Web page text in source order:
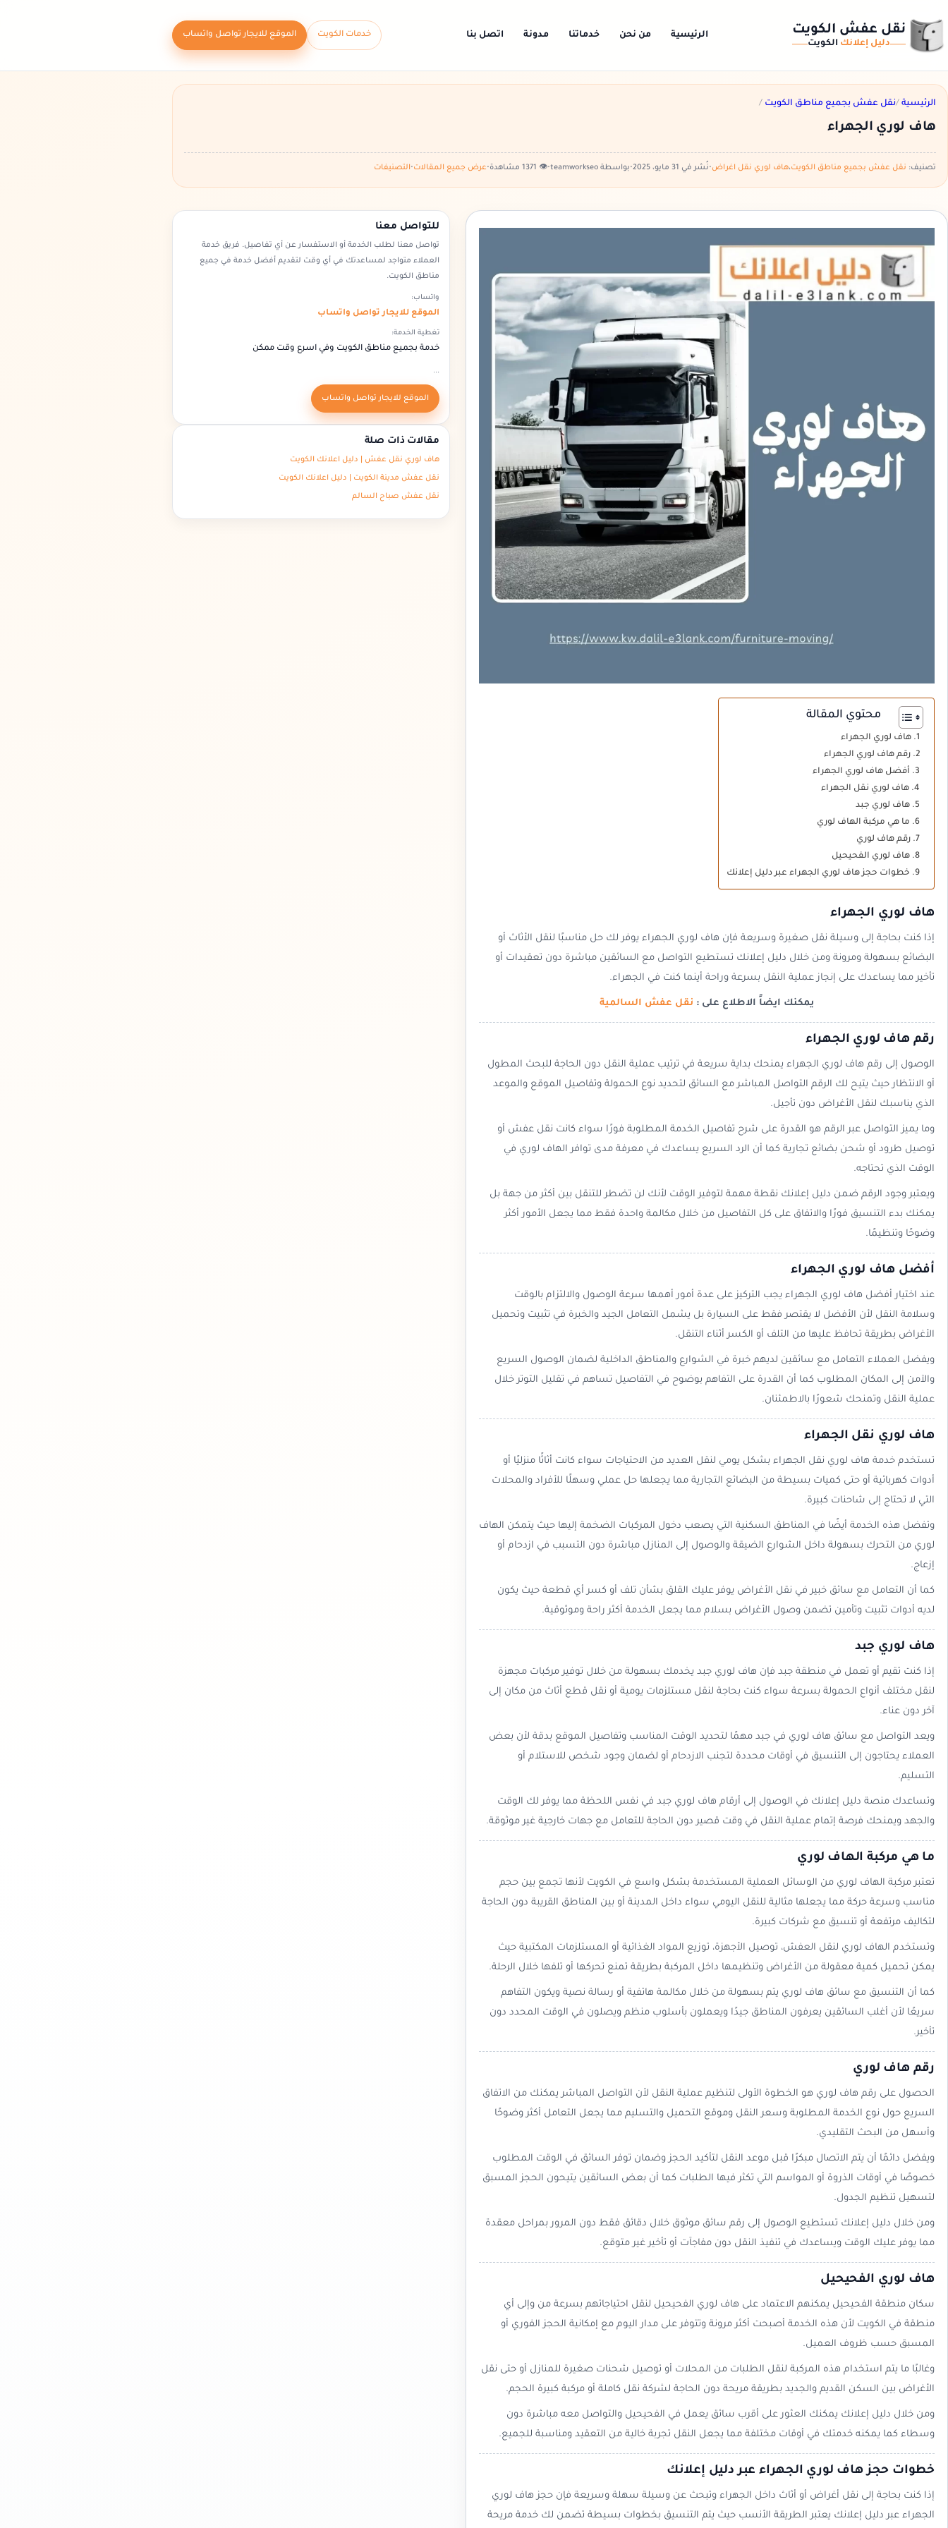
نقل عفش الكويت
دليل إعلانك الكويت
الرئيسية من نحن خدماتنا مدونة اتصل بنا خدمات الكويت الموقع للايجار تواصل واتساب
الرئيسية /نقل عفش بجميع مناطق الكويت /
هاف لوري الجهراء
تصنيف: نقل عفش بجميع مناطق الكويت،هاف لوري نقل اغراض•نُشر في 31 مايو، 2025 •بواسطة teamworkseo •👁️ 1371 مشاهدة •عرض جميع المقالات•التصنيفات
محتوي المقالة
هاف لوري الجهراء
رقم هاف لوري الجهراء
أفضل هاف لوري الجهراء
هاف لوري نقل الجهراء
هاف لوري جبد
ما هي مركبة الهاف لوري
رقم هاف لوري
هاف لوري الفحيحيل
خطوات حجز هاف لوري الجهراء عبر دليل إعلانك
هاف لوري الجهراء
إذا كنت بحاجة إلى وسيلة نقل صغيرة وسريعة فإن هاف لوري الجهراء يوفر لك حل مناسبًا لنقل الأثاث أو
البضائع بسهولة ومرونة ومن خلال دليل إعلانك تستطيع التواصل مع السائقين مباشرة دون تعقيدات أو
تأخير مما يساعدك على إنجاز عملية النقل بسرعة وراحة أينما كنت في الجهراء.
يمكنك ايضاً الاطلاع على : نقل عفش السالمية
رقم هاف لوري الجهراء
الوصول إلى رقم هاف لوري الجهراء يمنحك بداية سريعة في ترتيب عملية النقل دون الحاجة للبحث المطول
أو الانتظار حيث يتيح لك الرقم التواصل المباشر مع السائق لتحديد نوع الحمولة وتفاصيل الموقع والموعد
الذي يناسبك لنقل الأغراض دون تأجيل.
وما يميز التواصل عبر الرقم هو القدرة على شرح تفاصيل الخدمة المطلوبة فورًا سواء كانت نقل عفش أو
توصيل طرود أو شحن بضائع تجارية كما أن الرد السريع يساعدك في معرفة مدى توافر الهاف لوري في
الوقت الذي تحتاجه.
ويعتبر وجود الرقم ضمن دليل إعلانك نقطة مهمة لتوفير الوقت لأنك لن تضطر للتنقل بين أكثر من جهة بل
يمكنك بدء التنسيق فورًا والاتفاق على كل التفاصيل من خلال مكالمة واحدة فقط مما يجعل الأمور أكثر
وضوحًا وتنظيمًا.
أفضل هاف لوري الجهراء
عند اختيار أفضل هاف لوري الجهراء يجب التركيز على عدة أمور أهمها سرعة الوصول والالتزام بالوقت
وسلامة النقل لأن الأفضل لا يقتصر فقط على السيارة بل يشمل التعامل الجيد والخبرة في تثبيت وتحميل
الأغراض بطريقة تحافظ عليها من التلف أو الكسر أثناء التنقل.
ويفضل العملاء التعامل مع سائقين لديهم خبرة في الشوارع والمناطق الداخلية لضمان الوصول السريع
والآمن إلى المكان المطلوب كما أن القدرة على التفاهم بوضوح في التفاصيل تساهم في تقليل التوتر خلال
عملية النقل وتمنحك شعورًا بالاطمئنان.
هاف لوري نقل الجهراء
تستخدم خدمة هاف لوري نقل الجهراء بشكل يومي لنقل العديد من الاحتياجات سواء كانت أثاثًا منزليًا أو
أدوات كهربائية أو حتى كميات بسيطة من البضائع التجارية مما يجعلها حل عملي وسهلًا للأفراد والمحلات
التي لا تحتاج إلى شاحنات كبيرة.
وتفضل هذه الخدمة أيضًا في المناطق السكنية التي يصعب دخول المركبات الضخمة إليها حيث يتمكن الهاف
لوري من التحرك بسهولة داخل الشوارع الضيقة والوصول إلى المنازل مباشرة دون التسبب في ازدحام أو
إزعاج.
كما أن التعامل مع سائق خبير في نقل الأغراض يوفر عليك القلق بشأن تلف أو كسر أي قطعة حيث يكون
لديه أدوات تثبيت وتأمين تضمن وصول الأغراض بسلام مما يجعل الخدمة أكثر راحة وموثوقية.
هاف لوري جبد
إذا كنت تقيم أو تعمل في منطقة جبد فإن هاف لوري جبد يخدمك بسهولة من خلال توفير مركبات مجهزة
لنقل مختلف أنواع الحمولة بسرعة سواء كنت بحاجة لنقل مستلزمات يومية أو نقل قطع أثاث من مكان إلى
آخر دون عناء.
ويعد التواصل مع سائق هاف لوري في جبد مهمًا لتحديد الوقت المناسب وتفاصيل الموقع بدقة لأن بعض
العملاء يحتاجون إلى التنسيق في أوقات محددة لتجنب الازدحام أو لضمان وجود شخص للاستلام أو
التسليم.
وتساعدك منصة دليل إعلانك في الوصول إلى أرقام هاف لوري جبد في نفس اللحظة مما يوفر لك الوقت
والجهد ويمنحك فرصة إتمام عملية النقل في وقت قصير دون الحاجة للتعامل مع جهات خارجية غير موثوقة.
ما هي مركبة الهاف لوري
تعتبر مركبة الهاف لوري من الوسائل العملية المستخدمة بشكل واسع في الكويت لأنها تجمع بين حجم
مناسب وسرعة حركة مما يجعلها مثالية للنقل اليومي سواء داخل المدينة أو بين المناطق القريبة دون الحاجة
لتكاليف مرتفعة أو تنسيق مع شركات كبيرة.
وتستخدم الهاف لوري لنقل العفش، توصيل الأجهزة، توزيع المواد الغذائية أو المستلزمات المكتبية حيث
يمكن تحميل كمية معقولة من الأغراض وتنظيمها داخل المركبة بطريقة تمنع تحركها أو تلفها خلال الرحلة.
كما أن التنسيق مع سائق هاف لوري يتم بسهولة من خلال مكالمة هاتفية أو رسالة نصية ويكون التفاهم
سريعًا لأن أغلب السائقين يعرفون المناطق جيدًا ويعملون بأسلوب منظم ويصلون في الوقت المحدد دون
تأخير.
رقم هاف لوري
الحصول على رقم هاف لوري هو الخطوة الأولى لتنظيم عملية النقل لأن التواصل المباشر يمكنك من الاتفاق
السريع حول نوع الخدمة المطلوبة وسعر النقل وموقع التحميل والتسليم مما يجعل التعامل أكثر وضوحًا
وأسهل من البحث التقليدي.
ويفضل دائمًا أن يتم الاتصال مبكرًا قبل موعد النقل لتأكيد الحجز وضمان توفر السائق في الوقت المطلوب
خصوصًا في أوقات الذروة أو المواسم التي تكثر فيها الطلبات كما أن بعض السائقين يتيحون الحجز المسبق
لتسهيل تنظيم الجدول.
ومن خلال دليل إعلانك تستطيع الوصول إلى رقم سائق موثوق خلال دقائق فقط دون المرور بمراحل معقدة
مما يوفر عليك الوقت ويساعدك في تنفيذ النقل دون مفاجآت أو تأخير غير متوقع.
هاف لوري الفحيحيل
سكان منطقة الفحيحيل يمكنهم الاعتماد على هاف لوري الفحيحيل لنقل احتياجاتهم بسرعة من وإلى أي
منطقة في الكويت لأن هذه الخدمة أصبحت أكثر مرونة وتتوفر على مدار اليوم مع إمكانية الحجز الفوري أو
المسبق حسب ظروف العميل.
وغالبًا ما يتم استخدام هذه المركبة لنقل الطلبات من المحلات أو توصيل شحنات صغيرة للمنازل أو حتى نقل
الأغراض بين السكن القديم والجديد بطريقة مريحة دون الحاجة لشركة نقل كاملة أو مركبة كبيرة الحجم.
ومن خلال دليل إعلانك يمكنك العثور على أقرب سائق يعمل في الفحيحيل والتواصل معه مباشرة دون
وسطاء كما يمكنه خدمتك في أوقات مختلفة مما يجعل النقل تجربة خالية من التعقيد ومناسبة للجميع.
خطوات حجز هاف لوري الجهراء عبر دليل إعلانك
إذا كنت بحاجة إلى نقل أغراض أو أثاث داخل الجهراء وتبحث عن وسيلة سهلة وسريعة فإن حجز هاف لوري
الجهراء عبر دليل إعلانك يعتبر الطريقة الأنسب حيث يتم التنسيق بخطوات بسيطة تضمن لك خدمة مريحة
للتواصل معنا
تواصل معنا لطلب الخدمة أو الاستفسار عن أي تفاصيل. فريق خدمة
العملاء متواجد لمساعدتك في أي وقت لتقديم أفضل خدمة في جميع
مناطق الكويت.
واتساب:
الموقع للايجار تواصل واتساب
تغطية الخدمة:
خدمة بجميع مناطق الكويت وفي اسرع وقت ممكن
...
الموقع للايجار تواصل واتساب
مقالات ذات صلة
هاف لوري نقل عفش | دليل اعلانك الكويت
نقل عفش مدينة الكويت | دليل اعلانك الكويت
نقل عفش صباح السالم